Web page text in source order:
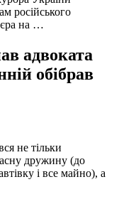
російського
на …
адвоката
обібрав
не тільки
дружину (до
і все майно), а